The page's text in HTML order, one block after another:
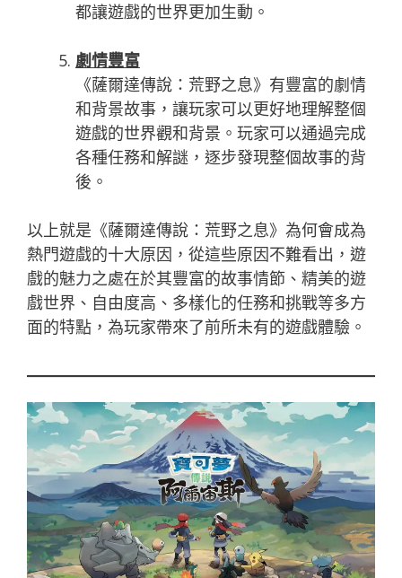
都讓遊戲的世界更加生動。
劇情豐富
《薩爾達傳說：荒野之息》有豐富的劇情
和背景故事，讓玩家可以更好地理解整個
遊戲的世界觀和背景。玩家可以通過完成
各種任務和解謎，逐步發現整個故事的背
後。
以上就是《薩爾達傳說：荒野之息》為何會成為
熱門遊戲的十大原因，從這些原因不難看出，遊
戲的魅力之處在於其豐富的故事情節、精美的遊
戲世界、自由度高、多樣化的任務和挑戰等多方
面的特點，為玩家帶來了前所未有的遊戲體驗。